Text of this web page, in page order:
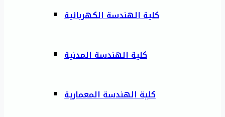
كلية الهندسة الكهربائية
كلية الهندسة المدنية
كلية الهندسة المعمارية